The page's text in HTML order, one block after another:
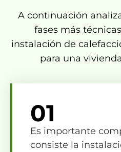
A continuación
fases más
instalación de
para una
01
Es importante
consiste la